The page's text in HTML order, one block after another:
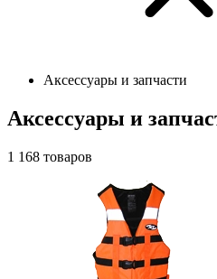
Аксессуары и запчасти
Аксессуары и
1 168 товаров